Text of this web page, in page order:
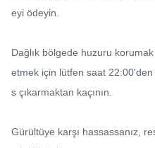
eyi ödeyin.
Dağlık bölgede huzuru
etmek için lütfen saat 22:00'den
s çıkarmaktan kaçının.
Gürültüye karşı hassassanız,